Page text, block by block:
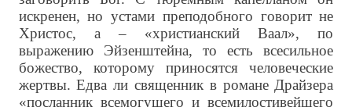
искренен, но устами преподобного говорит не
Христос, а – «христианский Ваал», по
выражению Эйзенштейна, то есть всесильное
божество, которому приносятся человеческие
жертвы. Едва ли священник в романе Драйзера
«посланник всемогущего и всемилостивейшего